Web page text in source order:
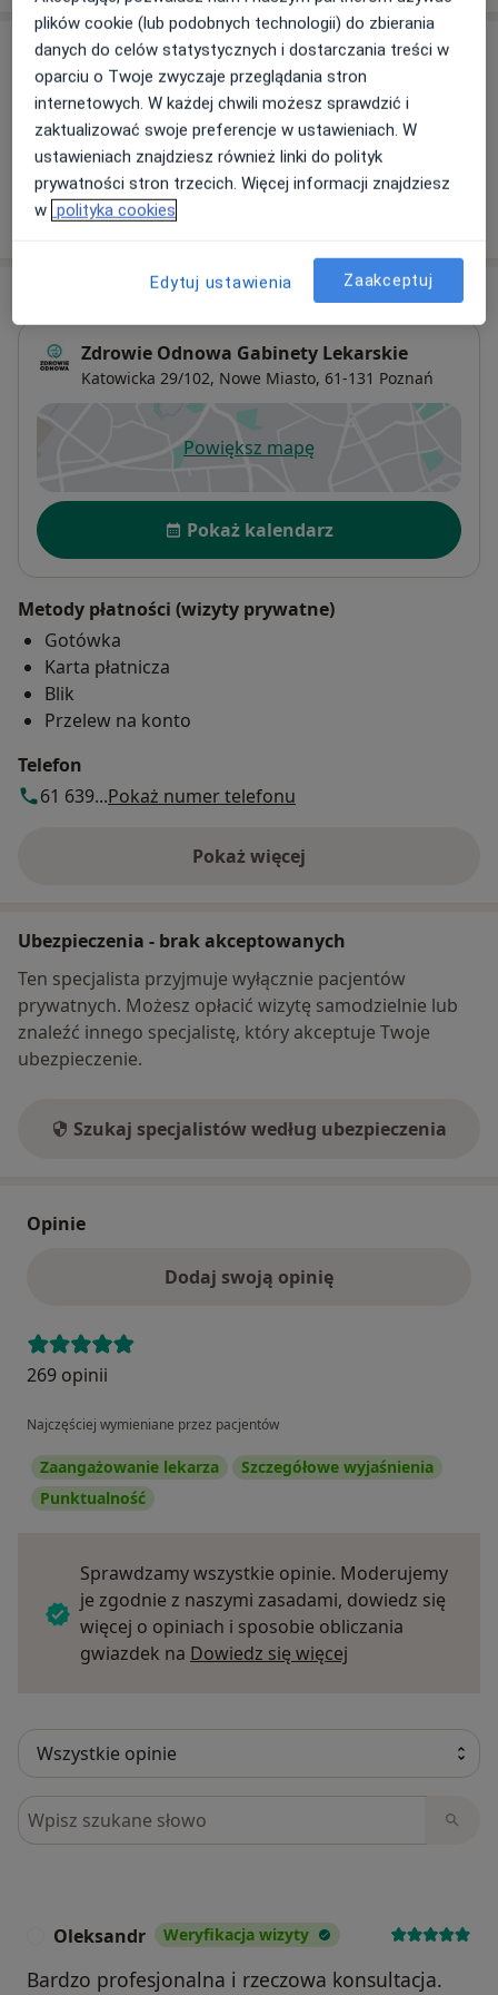
Usługi i ceny
Konsultacja neurologiczna
430 zł Szczegóły Umów wizytę
W jaki sposób ustalane są ceny?
Zdrowie Odnowa Gabinety Lekarskie
Katowicka 29/102, Nowe Miasto, 61-131 Poznań
Powiększ mapęotwiera się w nowej karcie
Dostępność
Pokaż kalendarz
Metody płatności (wizyty prywatne)
Gotówka
Karta płatnicza
Blik
Przelew na konto
Telefon
61 639...Pokaż numer telefonu
Pokaż więcej
o adresie
Ubezpieczenia - brak akceptowanych
Ten specjalista przyjmuje wyłącznie pacjentów
prywatnych. Możesz opłacić wizytę samodzielnie lub
znaleźć innego specjalistę, który akceptuje Twoje
ubezpieczenie.
Szukaj specjalistów według ubezpieczenia
Opinie
Dodaj swoją opinię
269 opinii
Najczęściej wymieniane przez pacjentów
Zaangażowanie lekarza
Szczegółowe wyjaśnienia
Punktualność
Sprawdzamy wszystkie opinie. Moderujemy
je zgodnie z naszymi zasadami, dowiedz się
więcej o opiniach i sposobie obliczania
gwiazdek na Dowiedz się więcej
Szukaj w opiniach
Oleksandr Weryfikacja wizyty
Bardzo profesjonalna i rzeczowa konsultacja.
plików cookie (lub podobnych technologii) do zbierania
danych do celów statystycznych i dostarczania treści w
oparciu o Twoje zwyczaje przeglądania stron
internetowych. W każdej chwili możesz sprawdzić i
zaktualizować swoje preferencje w ustawieniach. W
ustawieniach znajdziesz również linki do polityk
prywatności stron trzecich. Więcej informacji znajdziesz
w polityka cookies
Edytuj ustawienia Zaakceptuj